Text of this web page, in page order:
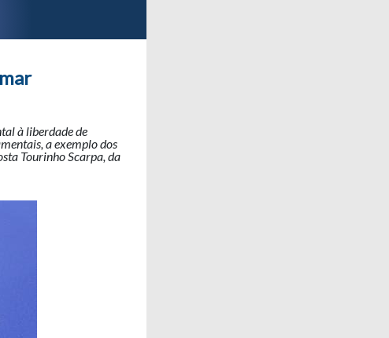
à liberdade de
a exemplo dos
Tourinho Scarpa, da